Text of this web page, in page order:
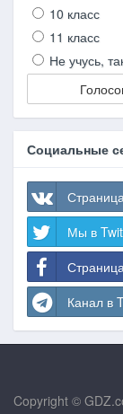
10 класс
11 класс
Не учусь,
Социальные
Мы в
Канал в
Copyright ©